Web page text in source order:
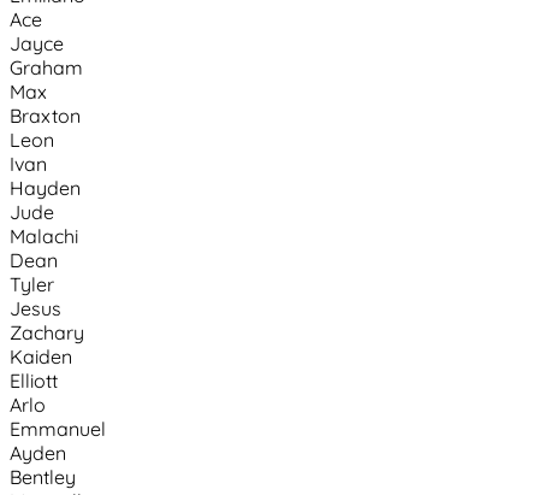
Ace
Jayce
Graham
Max
Braxton
Leon
Ivan
Hayden
Jude
Malachi
Dean
Tyler
Jesus
Zachary
Kaiden
Elliott
Arlo
Emmanuel
Ayden
Bentley